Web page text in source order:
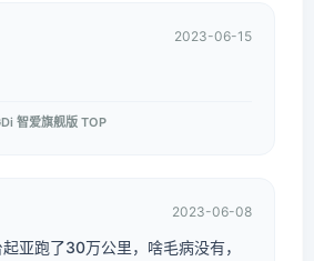
2023-06-15
智爱旗舰版 TOP
2023-06-08
亚跑了30万公里，啥毛病没有，